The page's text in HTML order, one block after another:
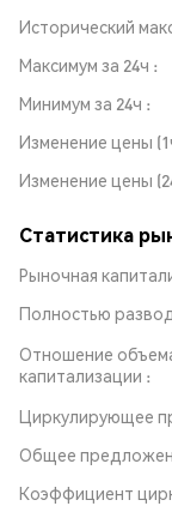
Исторический
Максимум за 24ч
Минимум за 24ч
Изменение цены
Изменение цены
Статистика
Рыночная
Полностью
Отношение
капитализации
Циркулирующее
Общее
Коэффициент